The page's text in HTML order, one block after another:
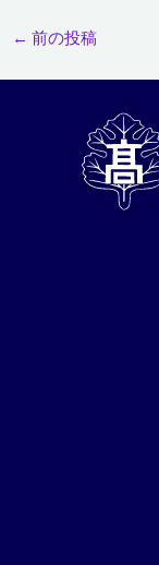
← 前の投稿